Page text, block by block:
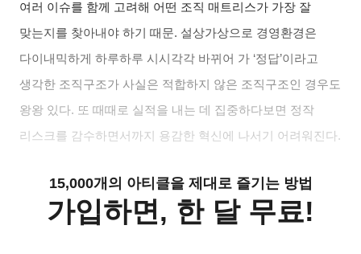
여러 이슈를 함께 고려해 어떤 조직 매트리스가 가장 잘
맞는지를 찾아내야 하기 때문. 설상가상으로 경영환경은
다이내믹하게 하루하루 시시각각 바뀌어 가 ‘정답’이라고
생각한 조직구조가 사실은 적합하지 않은 조직구조인 경우도
왕왕 있다. 또 때때로 실적을 내는 데 집중하다보면 정작
리스크를 감수하면서까지 용감한 혁신에 나서기 어려워진다.
15,000개의 아티클을 제대로 즐기는 방법
가입하면, 한 달 무료!